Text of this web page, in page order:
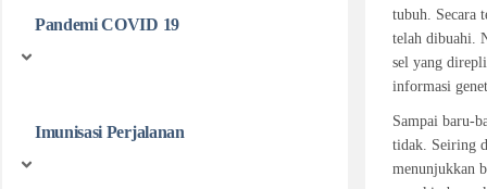
Pandemi COVID 19
Imunisasi Perjalanan
tubuh. Secara
telah dibuahi.
sel yang
informasi
Sampai baru-
tidak. Seiring
menunjukkan